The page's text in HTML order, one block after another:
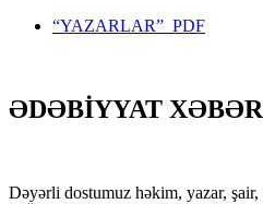
“YAZARLAR” PDF
ƏDƏBİYYAT
Dəyərli dostumuz həkim, yazar,